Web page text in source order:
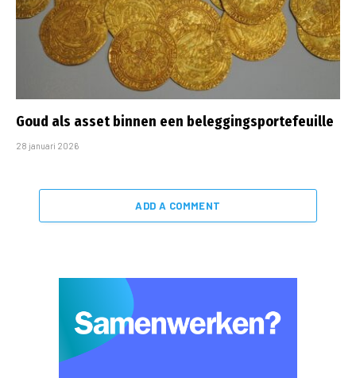
Goud als asset binnen een beleggingsportefeuille
28 januari 2026
ADD A COMMENT